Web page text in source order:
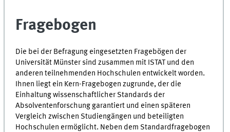
Fragebogen
Die bei der Befragung eingesetzten Fragebögen der
Universität Münster sind zusammen mit ISTAT und den
anderen teilnehmenden Hochschulen entwickelt worden.
Ihnen liegt ein Kern-Fragebogen zugrunde, der die
Einhaltung wissenschaftlicher Standards der
Absolventenforschung garantiert und einen späteren
Vergleich zwischen Studiengängen und beteiligten
Hochschulen ermöglicht. Neben dem Standardfragebogen